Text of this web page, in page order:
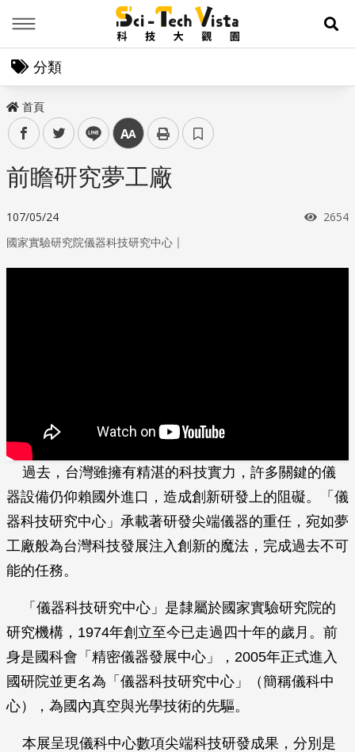
展
分類
首頁
facebooktwitter line 中
前瞻研究夢工廠
107/05/24 瀏覽
2654
國家實驗研究院儀器科技研究中心 ｜
過去，台灣雖擁有精湛的科技實力，許多關鍵的儀
器設備仍仰賴國外進口，造成創新研發上的阻礙。「儀
器科技研究中心」承載著研發尖端儀器的重任，宛如夢
工廠般為台灣科技發展注入創新的魔法，完成過去不可
能的任務。
「儀器科技研究中心」是隸屬於國家實驗研究院的
研究機構，1974年創立至今已走過四十年的歲月。前
身是國科會「精密儀器發展中心」，2005年正式進入
國研院並更名為「儀器科技研究中心」（簡稱儀科中
心），為國內真空與光學技術的先驅。
本展呈現儀科中心數項尖端科技研發成果，分別是